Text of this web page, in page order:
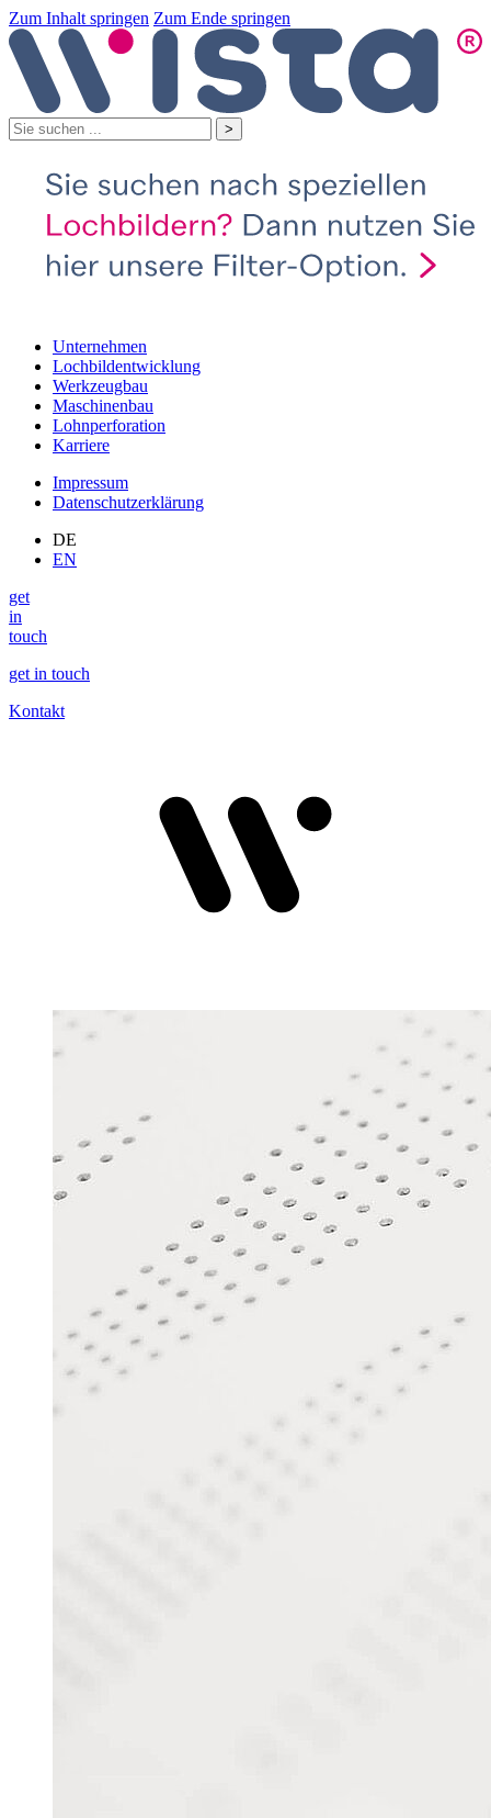
Zum Inhalt springen Zum Ende springen
Unternehmen
Lochbildentwicklung
Werkzeugbau
Maschinenbau
Lohnperforation
Karriere
Impressum
Datenschutzerklärung
DE
EN
get
in
touch
get in touch
Kontakt